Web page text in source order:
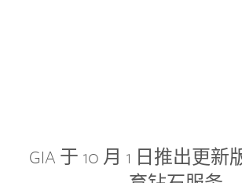
GIA 于 10 月 1 日推出更